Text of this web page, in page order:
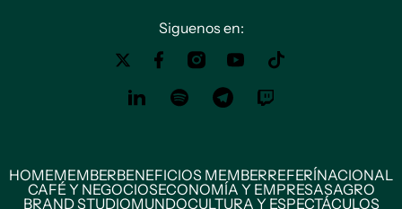
Siguenos en:
HOMEMEMBERBENEFICIOS MEMBERREFERÍNACIONAL
CAFÉ Y NEGOCIOSECONOMÍA Y EMPRESASAGRO
BRAND STUDIOMUNDOCULTURA Y ESPECTÁCULOS